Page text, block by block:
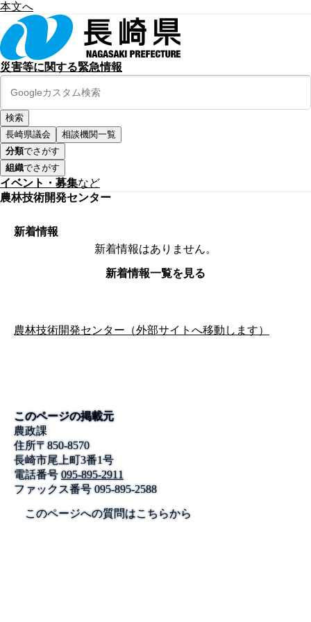
本文へ
災害等に関する緊急情報
長崎県議会
相談機関一覧
分類でさがす
組織でさがす
イベント・募集など
農林技術開発センター
新着情報
新着情報はありません。
新着情報一覧を見る
農林技術開発センター（外部サイトへ移動します）
このページの掲載元
農政課
住所〒850-8570
長崎市尾上町3番1号
電話番号 095-895-2911
ファックス番号095-895-2588
このページへの質問はこちらから